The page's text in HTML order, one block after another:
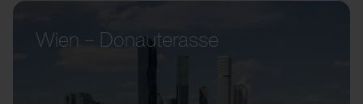
Wien – Donauterasse